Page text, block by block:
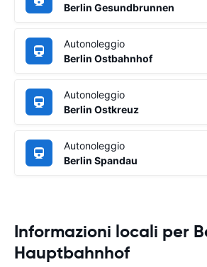
Berlin Gesundbrunnen
Autonoleggio
Berlin Ostbahnhof
Autonoleggio
Berlin Ostkreuz
Autonoleggio
Berlin Spandau
Informazioni locali per
Hauptbahnhof